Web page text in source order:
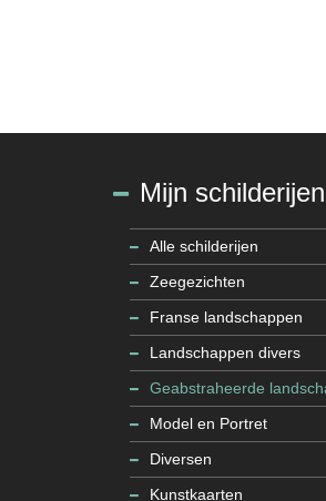
Mijn schilderijen
Alle schilderijen
Zeegezichten
Franse landschappen
Landschappen divers
Geabstraheerde
Model en Portret
Diversen
Kunstkaarten